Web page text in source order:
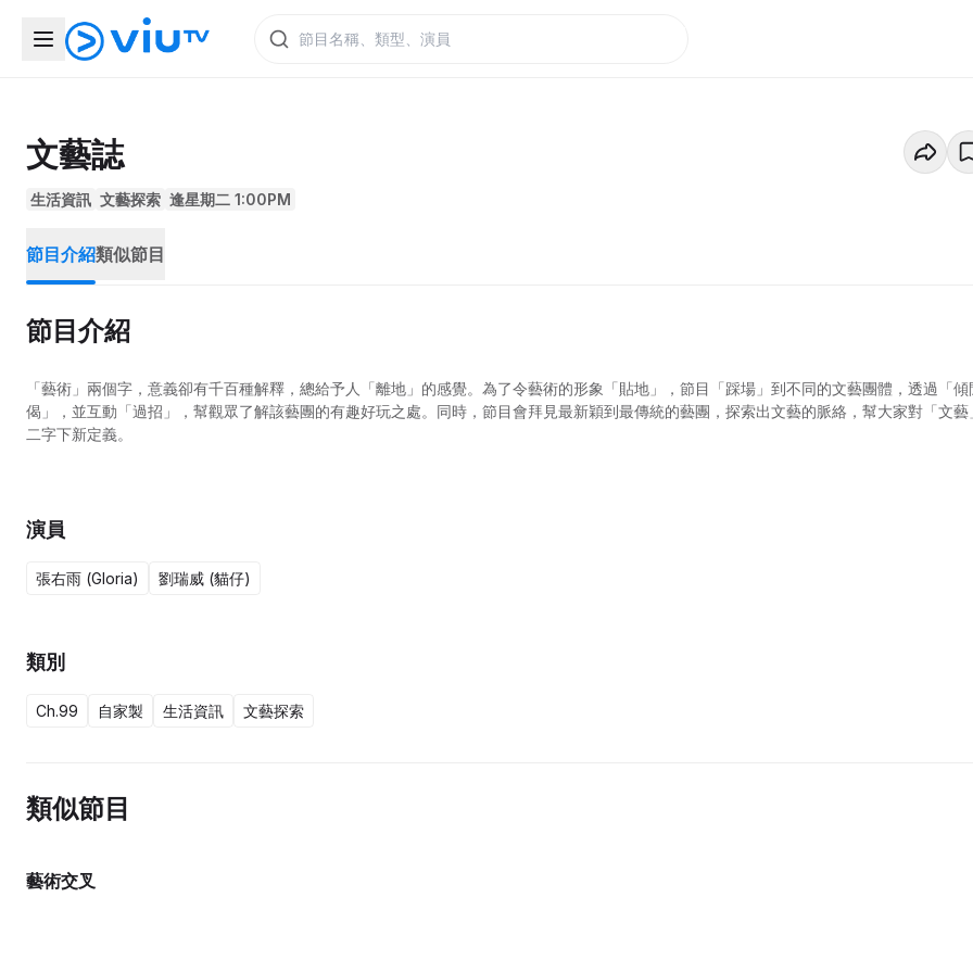
文藝誌
生活資訊 文藝探索 逢星期二 1:00PM
節目介紹類似節目
節目介紹
「藝術」兩個字，意義卻有千百種解釋，總給予人「離地」的感覺。為了令藝術的形象「貼地」，節目「踩場」到不同的文藝團體，透過「傾
偈」，並互動「過招」，幫觀眾了解該藝團的有趣好玩之處。同時，節目會拜見最新穎到最傳統的藝團，探索出文藝的脈絡，幫大家對「文藝
二字下新定義。
演員
張右雨 (Gloria) 劉瑞威 (貓仔)
類別
Ch.99 自家製 生活資訊 文藝探索
類似節目
藝術交叉